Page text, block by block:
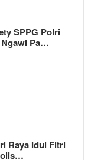
SPPG Polri
Pa…
Raya Idul Fitri